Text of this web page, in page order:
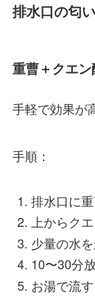
排水口の匂
重曹＋クエン
手軽で効果が
手順：
排水口に
上からク
少量の水
10〜30分
お湯で流す